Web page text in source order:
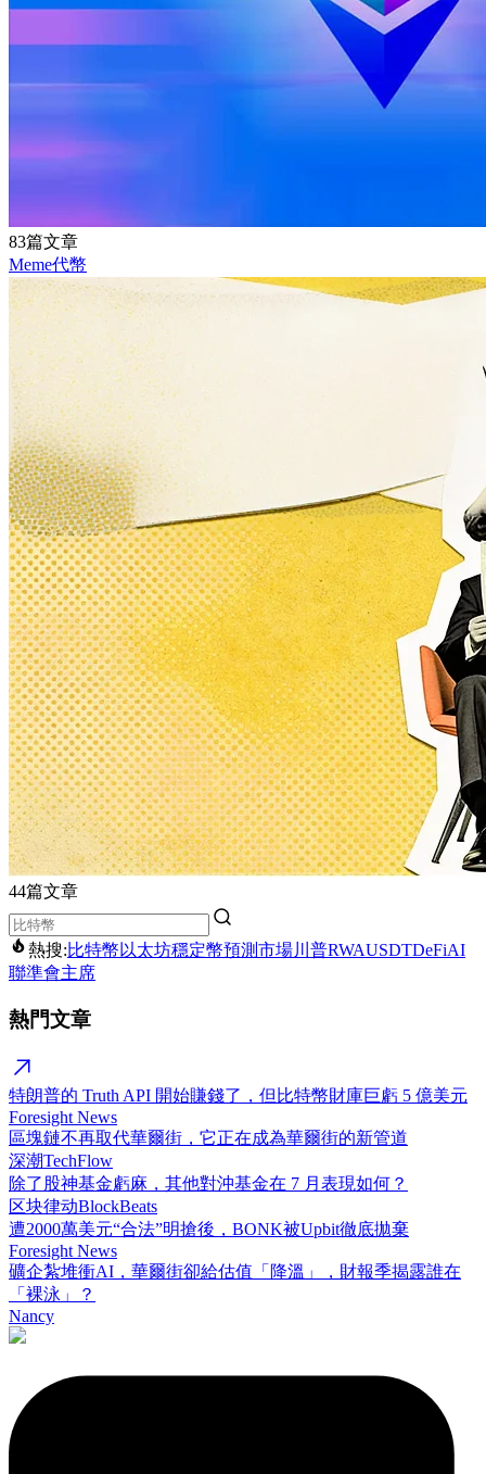
83篇文章
Meme代幣
44篇文章
熱搜:比特幣 以太坊穩定幣預測市場川普RWAUSDTDeFiAI
聯準會主席
熱門文章
特朗普的 Truth API 開始賺錢了，但比特幣財庫巨虧 5 億美元
Foresight News
區塊鏈不再取代華爾街，它正在成為華爾街的新管道
深潮TechFlow
除了股神基金虧麻，其他對沖基金在 7 月表現如何？
区块律动BlockBeats
遭2000萬美元“合法”明搶後，BONK被Upbit徹底拋棄
Foresight News
礦企紮堆衝AI，華爾街卻給估值「降溫」，財報季揭露誰在
「裸泳」？
Nancy